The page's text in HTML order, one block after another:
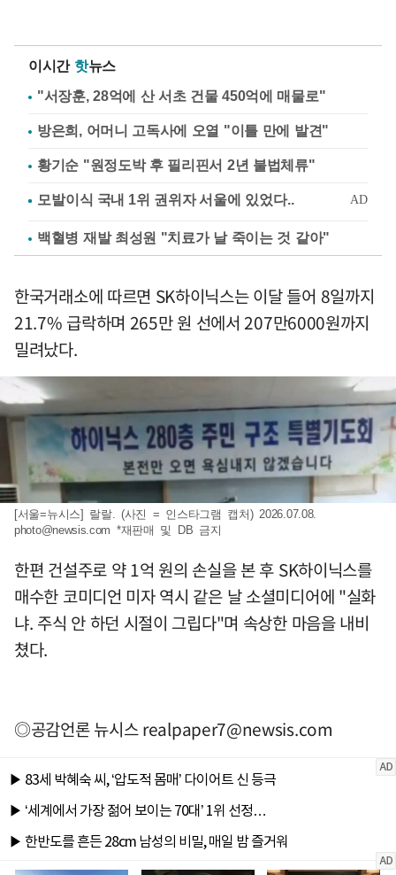
이시간 핫뉴스
"서장훈, 28억에 산 서초 건물 450억에 매물로"
방은희, 어머니 고독사에 오열 "이틀 만에 발견"
황기순 "원정도박 후 필리핀서 2년 불법체류"
백혈병 재발 최성원 "치료가 날 죽이는 것 같아"
한국거래소에 따르면 SK하이닉스는 이달 들어 8일까지
21.7% 급락하며 265만 원 선에서 207만6000원까지
밀려났다.
[서울=뉴시스] 랄랄. (사진 = 인스타그램 캡처) 2026.07.08.
photo@newsis.com *재판매 및 DB 금지
한편 건설주로 약 1억 원의 손실을 본 후 SK하이닉스를
매수한 코미디언 미자 역시 같은 날 소셜미디어에 "실화
냐. 주식 안 하던 시절이 그립다"며 속상한 마음을 내비
쳤다.
◎공감언론 뉴시스realpaper7@newsis.com